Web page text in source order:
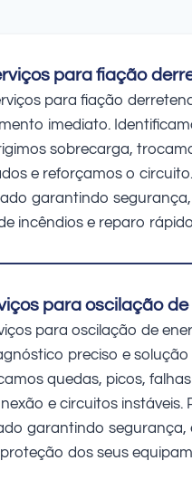
para fiação
para fiação
imediato.
sobrecarga,
e reforçamos o
garantindo
incêndios e reparo
para oscilação de
para oscilação de
preciso e solução
quedas, picos,
e circuitos instáveis.
garantindo segurança,
dos seus